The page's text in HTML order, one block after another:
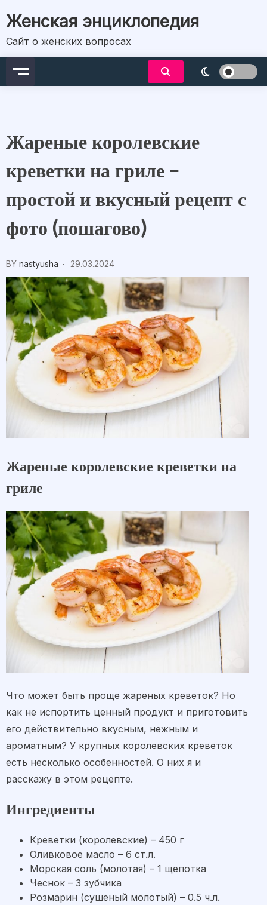
to
content
Женская энциклопедия
Сайт о женских вопросах
Жареные королевские
креветки на гриле –
простой и вкусный рецепт с
фото (пошагово)
BY nastyusha 29.03.2024
Жареные королевские креветки на
гриле
Что может быть проще жареных креветок? Но
как не испортить ценный продукт и приготовить
его действительно вкусным, нежным и
ароматным? У крупных королевских креветок
есть несколько особенностей. О них я и
расскажу в этом рецепте.
Ингредиенты
Креветки (королевские) – 450 г
Оливковое масло – 6 ст.л.
Морская соль (молотая) – 1 щепотка
Чеснок – 3 зубчика
Розмарин (сушеный молотый) – 0.5 ч.л.